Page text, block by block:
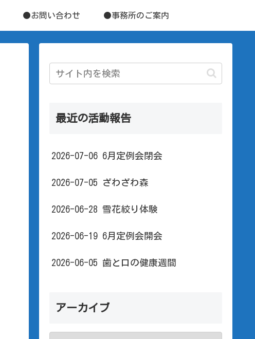
●お問い合わせ ●事務所のご案内
最近の活動報告
2026-07-06 6月定例会閉会
2026-07-05 ざわざわ森
2026-06-28 雪花絞り体験
2026-06-19 6月定例会開会
2026-06-05 歯と口の健康週間
アーカイブ